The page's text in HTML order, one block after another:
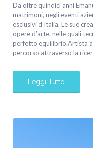
Da oltre quindici anni
matrimoni, negli eventi
esclusivi d’Italia. Le sue
opere d’arte, nelle quali
perfetto equilibrio.Artista
percorso attraverso la
Leggi Tutto